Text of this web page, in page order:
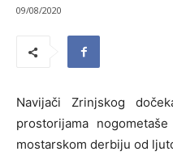
09/08/2020
Navijači Zrinjskog
prostorijama
mostarskom derbiju od